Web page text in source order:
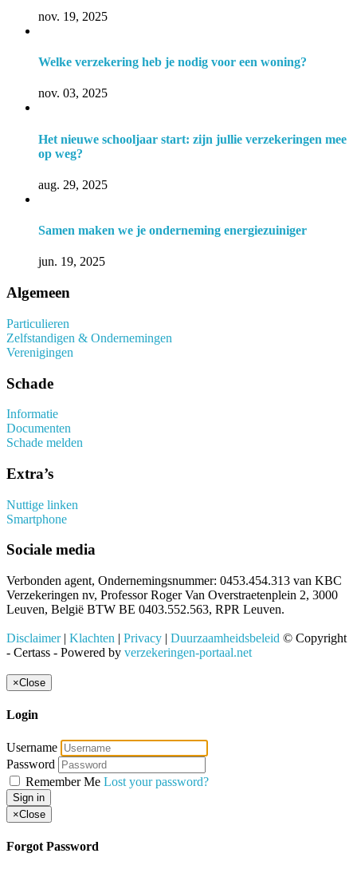
nov. 19, 2025
Welke verzekering heb je nodig voor een woning?
nov. 03, 2025
Het nieuwe schooljaar start: zijn jullie verzekeringen mee
op weg?
aug. 29, 2025
Samen maken we je onderneming energiezuiniger
jun. 19, 2025
Algemeen
Particulieren
Zelfstandigen & Ondernemingen
Verenigingen
Schade
Informatie
Documenten
Schade melden
Extra’s
Nuttige linken
Smartphone
Sociale media
Verbonden agent, Ondernemingsnummer: 0453.454.313 van KBC
Verzekeringen nv, Professor Roger Van Overstraetenplein 2, 3000
Leuven, België BTW BE 0403.552.563, RPR Leuven.
Disclaimer| Klachten | Privacy | Duurzaamheidsbeleid © Copyright
- Certass - Powered by verzekeringen-portaal.net
×Close
Login
Username
Password
Remember Me Lost your password?
Sign in
×Close
Forgot Password